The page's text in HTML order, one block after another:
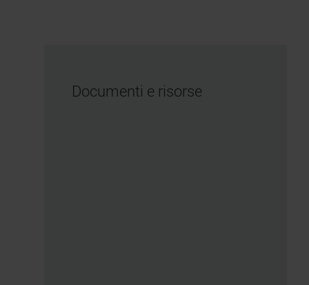
Documenti e risorse